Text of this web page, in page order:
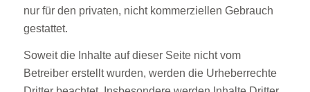
nur für den privaten, nicht kommerziellen Gebrauch
gestattet.
Soweit die Inhalte auf dieser Seite nicht vom
Betreiber erstellt wurden, werden die Urheberrechte